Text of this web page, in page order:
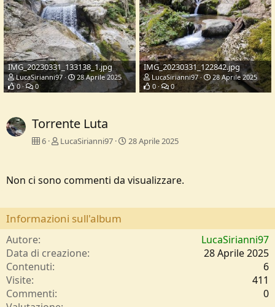
IMG_20230331_133138_1.jpg
LucaSirianni97
28 Aprile 2025
0
0
IMG_20230331_122842.jpg
LucaSirianni97
28 Aprile 2025
0
0
Torrente Luta
6 LucaSirianni97 28 Aprile 2025
Non ci sono commenti da visualizzare.
Informazioni sull'album
Autore
LucaSirianni97
Data di creazione
28 Aprile 2025
Contenuti
6
Visite
411
Commenti
0